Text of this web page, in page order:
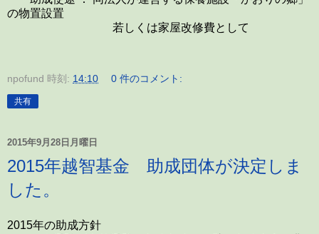
の物置設置
若しくは家屋改修費として
npofund 時刻: 14:10 0 件のコメント:
共有
2015年9月28日月曜日
2015年越智基金 助成団体が決定しま
した。
2015年の助成方針